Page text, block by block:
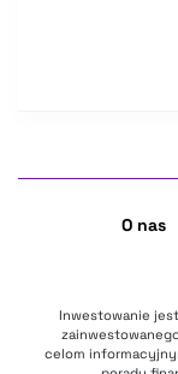
O nas
Inwestowanie
celom